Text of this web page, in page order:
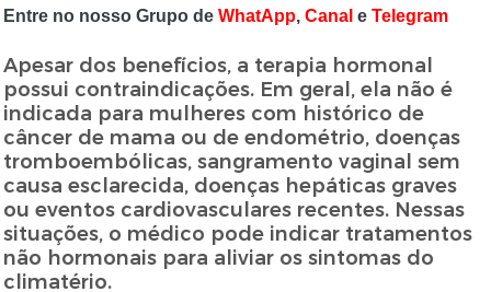
Entre no nosso Grupo deWhatApp,Canal eTelegram
Apesar dos benefícios, a terapia hormonal
possui contraindicações. Em geral, ela não é
indicada para mulheres com histórico de
câncer de mama ou de endométrio, doenças
tromboembólicas, sangramento vaginal sem
causa esclarecida, doenças hepáticas graves
ou eventos cardiovasculares recentes. Nessas
situações, o médico pode indicar tratamentos
não hormonais para aliviar os sintomas do
climatério.